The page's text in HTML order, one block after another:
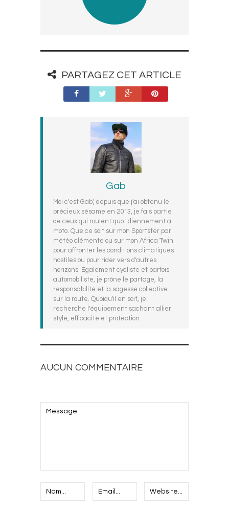
PARTAGEZ CET ARTICLE
Gab
Moi c'est Gab', depuis que j'ai obtenu le
précieux sésame en 2013, je fais partie
de ceux qui roulent quotidiennement à
moto. Que ce soit sur mon Sportster par
météo clémente ou sur mon Africa Twin
pour affronter les conditions climatiques
hostiles ou pour rider vers d'autres
horizons. Egalement cycliste et parfois
automobiliste, je prône le partage, la
responsabilité et la sagesse collective
sur la route. Quoiqu'il en soit, je
recherche l'équipement sachant allier
style, efficacité et protection.
AUCUN COMMENTAIRE